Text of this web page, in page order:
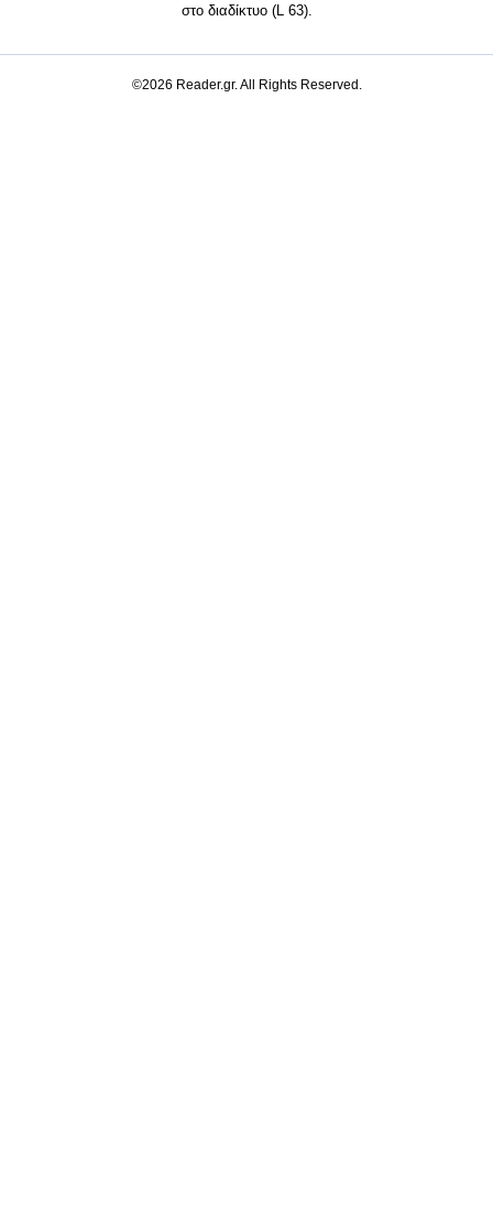
στο διαδίκτυο (L 63).
©2026 Reader.gr. All Rights Reserved.